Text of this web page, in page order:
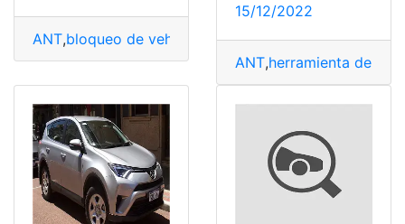
ANT,bloqueo de vehiculo estacionar gratis,Vehiculo,
15/12/2022
ANT,herramienta de